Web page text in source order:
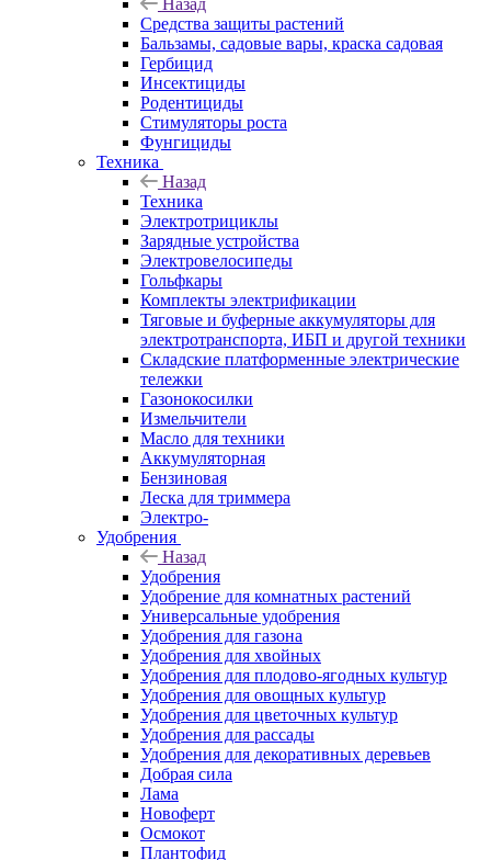
Средства защиты растений
Бальзамы, садовые вары, краска садовая
Гербицид
Инсектициды
Родентициды
Стимуляторы роста
Фунгициды
Техника
Назад
Техника
Электротрициклы
Зарядные устройства
Электровелосипеды
Гольфкары
Комплекты электрификации
Тяговые и буферные аккумуляторы для
электротранспорта, ИБП и другой техники
Складские платформенные электрические
тележки
Газонокосилки
Измельчители
Масло для техники
Аккумуляторная
Бензиновая
Леска для триммера
Электро-
Удобрения
Назад
Удобрения
Удобрение для комнатных растений
Универсальные удобрения
Удобрения для газона
Удобрения для хвойных
Удобрения для плодово-ягодных культур
Удобрения для овощных культур
Удобрения для цветочных культур
Удобрения для рассады
Удобрения для декоративных деревьев
Добрая сила
Лама
Новоферт
Осмокот
Плантофид